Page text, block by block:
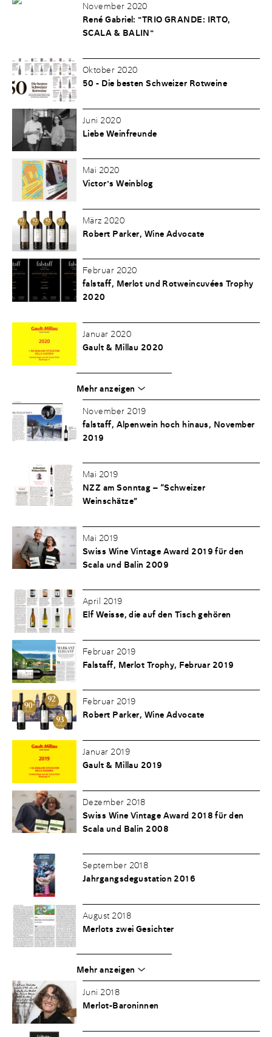
November 2020
René Gabriel: "TRIO GRANDE: IRTO,
SCALA & BALIN"
Oktober 2020
50 - Die besten Schweizer Rotweine
Juni 2020
Liebe Weinfreunde
Mai 2020
Victor's Weinblog
März 2020
Robert Parker, Wine Advocate
Februar 2020
falstaff, Merlot und Rotweincuvées Trophy
2020
Januar 2020
Gault & Millau 2020
Mehr anzeigen
November 2019
falstaff, Alpenwein hoch hinaus, November
2019
Mai 2019
NZZ am Sonntag – “Schweizer
Weinschätze”
Mai 2019
Swiss Wine Vintage Award 2019 für den
Scala und Balin 2009
April 2019
Elf Weisse, die auf den Tisch gehören
Februar 2019
Falstaff, Merlot Trophy, Februar 2019
Februar 2019
Robert Parker, Wine Advocate
Januar 2019
Gault & Millau 2019
Dezember 2018
Swiss Wine Vintage Award 2018 für den
Scala und Balin 2008
September 2018
Jahrgangsdegustation 2016
August 2018
Merlots zwei Gesichter
Mehr anzeigen
Juni 2018
Merlot-Baroninnen